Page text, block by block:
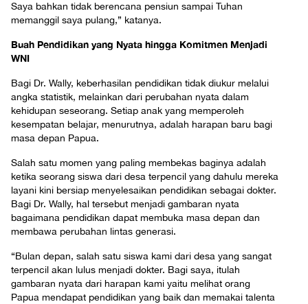
Saya bahkan tidak berencana pensiun sampai Tuhan
memanggil saya pulang,” katanya.
Buah Pendidikan yang Nyata hingga Komitmen Menjadi
WNI
Bagi Dr. Wally, keberhasilan pendidikan tidak diukur melalui
angka statistik, melainkan dari perubahan nyata dalam
kehidupan seseorang. Setiap anak yang memperoleh
kesempatan belajar, menurutnya, adalah harapan baru bagi
masa depan Papua.
Salah satu momen yang paling membekas baginya adalah
ketika seorang siswa dari desa terpencil yang dahulu mereka
layani kini bersiap menyelesaikan pendidikan sebagai dokter.
Bagi Dr. Wally, hal tersebut menjadi gambaran nyata
bagaimana pendidikan dapat membuka masa depan dan
membawa perubahan lintas generasi.
“Bulan depan, salah satu siswa kami dari desa yang sangat
terpencil akan lulus menjadi dokter. Bagi saya, itulah
gambaran nyata dari harapan kami yaitu melihat orang
Papua mendapat pendidikan yang baik dan memakai talenta